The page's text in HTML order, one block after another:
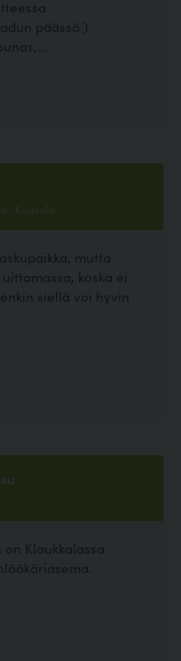
päässä )
, Kouvola
mutta
koska ei
siellä voi hyvin
Klaukkalassa